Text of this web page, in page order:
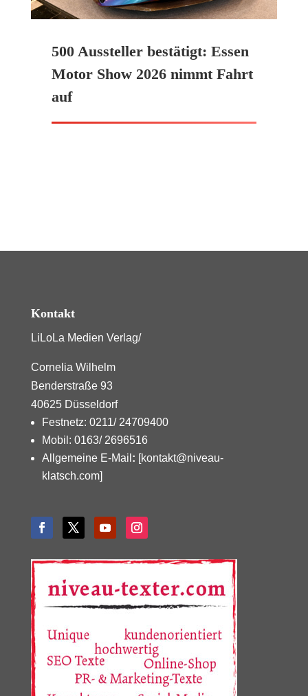
500 Aussteller bestätigt: Essen
Motor Show 2026 nimmt Fahrt
auf
Kontakt
LiLoLa Medien Verlag/
Cornelia Wilhelm
Benderstraße 93
40625 Düsseldorf
Festnetz: 0211/ 24709400
Mobil: 0163/ 2696516
Allgemeine E-Mail : [kontakt@niveau-
klatsch.com]